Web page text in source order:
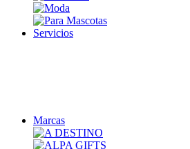
Servicios
Marcas